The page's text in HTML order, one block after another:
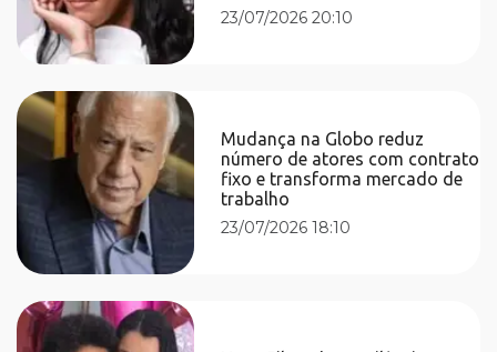
23/07/2026 20:10
Mudança na Globo reduz
número de atores com contrato
fixo e transforma mercado de
trabalho
23/07/2026 18:10